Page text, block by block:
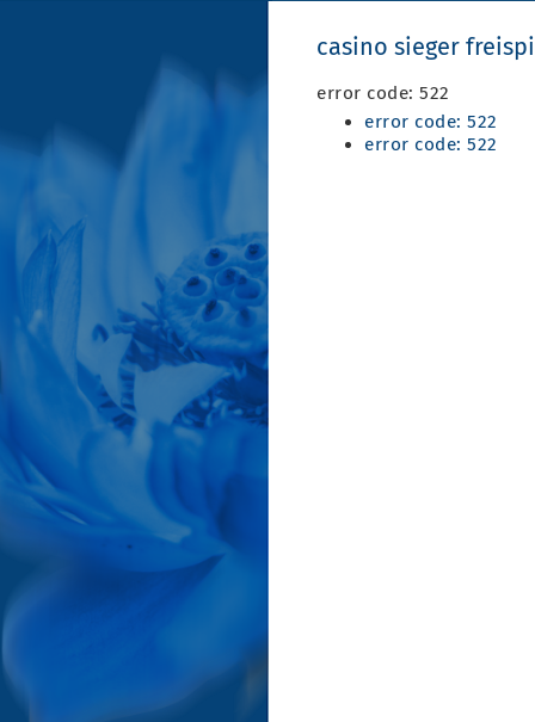
casino sieger
error code: 522
error code: 522
error code: 522